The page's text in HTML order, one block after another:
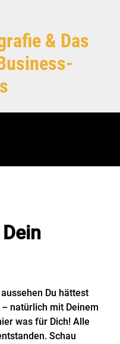
& Das
Du hättest
natürlich mit Deinem
was für Dich! Alle
Schau